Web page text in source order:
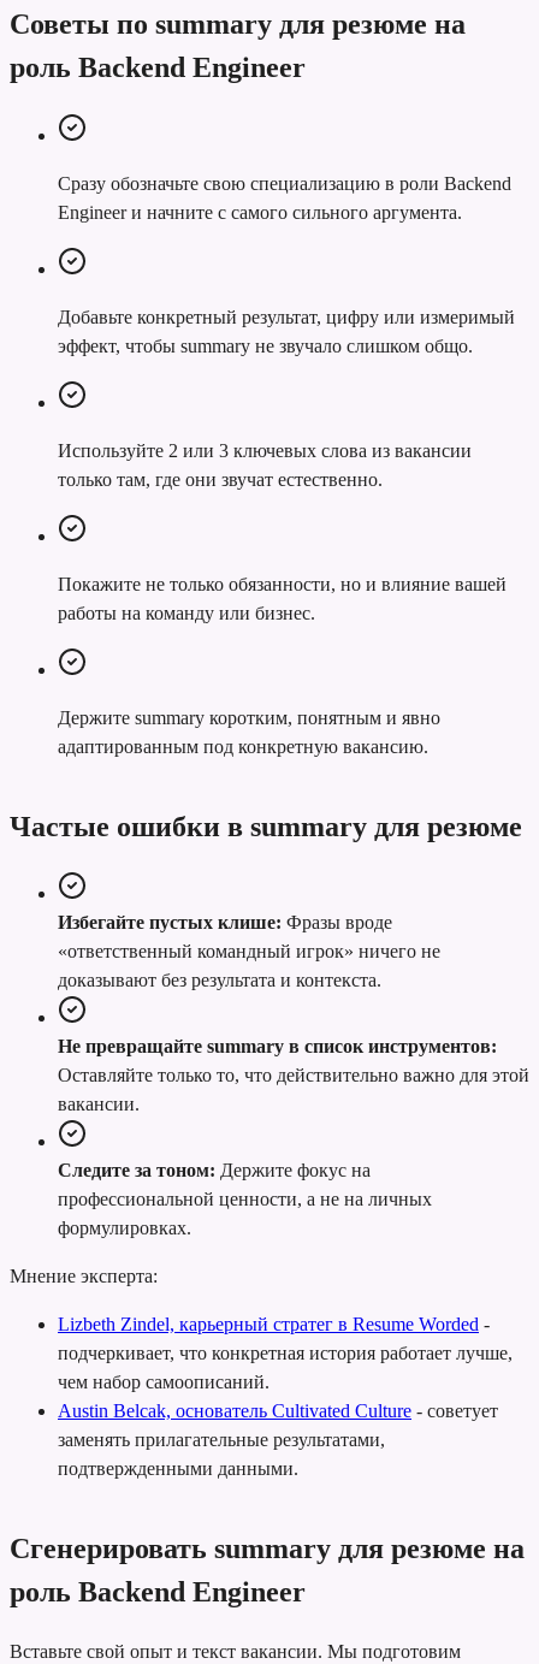
Советы по summary для резюме на
роль Backend Engineer
Сразу обозначьте свою специализацию в роли Backend
Engineer и начните с самого сильного аргумента.
Добавьте конкретный результат, цифру или измеримый
эффект, чтобы summary не звучало слишком общо.
Используйте 2 или 3 ключевых слова из вакансии
только там, где они звучат естественно.
Покажите не только обязанности, но и влияние вашей
работы на команду или бизнес.
Держите summary коротким, понятным и явно
адаптированным под конкретную вакансию.
Частые ошибки в summary для резюме
Избегайте пустых клише: Фразы вроде
«ответственный командный игрок» ничего не
доказывают без результата и контекста.
Не превращайте summary в список инструментов:
Оставляйте только то, что действительно важно для этой
вакансии.
Следите за тоном: Держите фокус на
профессиональной ценности, а не на личных
формулировках.
Мнение эксперта:
Lizbeth Zindel, карьерный стратег в Resume Worded -
подчеркивает, что конкретная история работает лучше,
чем набор самоописаний.
Austin Belcak, основатель Cultivated Culture - советует
заменять прилагательные результатами,
подтвержденными данными.
Сгенерировать summary для резюме на
роль Backend Engineer
Вставьте свой опыт и текст вакансии. Мы подготовим